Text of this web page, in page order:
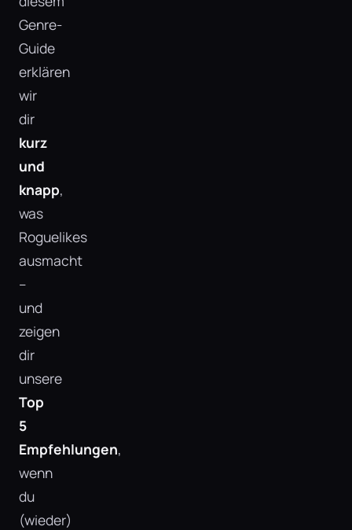
Genre-
Guide
erklären
wir
dir
kurz
und
knapp,
was
Roguelikes
ausmacht
–
und
zeigen
dir
unsere
Top
5
Empfehlungen,
wenn
du
(wieder)